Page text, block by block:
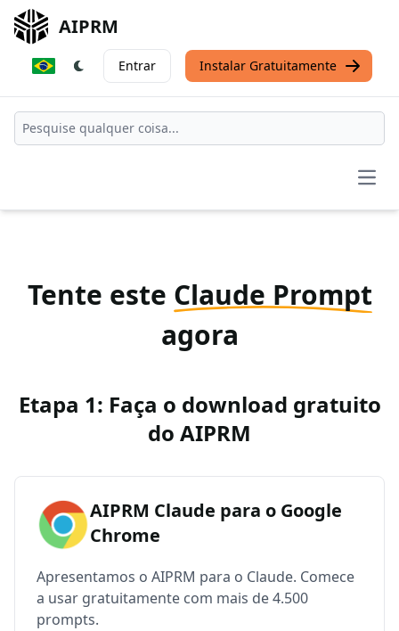
AIPRM
Entrar Instalar Gratuitamente
Tente este Claude Prompt
agora
Etapa 1: Faça o download gratuito
do AIPRM
AIPRM Claude para o Google
Chrome
Apresentamos o AIPRM para o Claude. Comece
a usar gratuitamente com mais de 4.500
prompts.